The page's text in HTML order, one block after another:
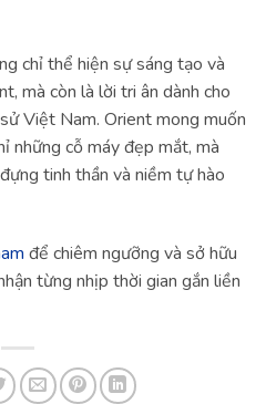
chỉ thể hiện sự sáng tạo và
mà còn là lời tri ân dành cho
Việt Nam. Orient mong muốn
những cỗ máy đẹp mắt, mà
tinh thần và niềm tự hào
để chiêm ngưỡng và sở hữu
từng nhịp thời gian gắn liền